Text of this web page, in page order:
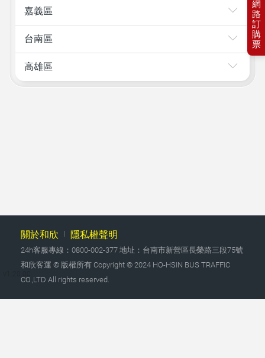
網
路
訂
購
票
嘉義區
台南區
高雄區
關於和欣 隱私權聲明
24h客服專線：0800-002-377 地址：台南市新營區長榮路三段75號
和欣客運 © 版權所有 Copyright © 2024 HO-HSIN BUS TRAFFIC
CO.,LTD All rights reserved.